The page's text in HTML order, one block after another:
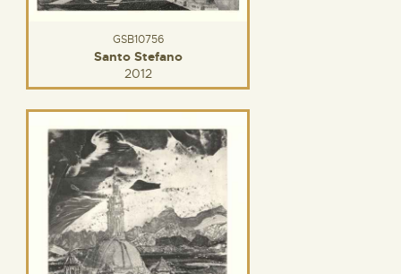
GSB10756
Santo Stefano
2012